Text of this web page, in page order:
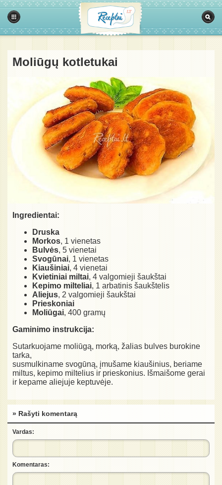
Moliūgų kotletukai
Ingredientai:
Druska
Morkos, 1 vienetas
Bulvės, 5 vienetai
Svogūnai, 1 vienetas
Kiaušiniai, 4 vienetai
Kvietiniai miltai, 4 valgomieji šaukštai
Kepimo milteliai, 1 arbatinis šaukštelis
Aliejus, 2 valgomieji šaukštai
Prieskoniai
Moliūgai, 400 gramų
Gaminimo instrukcija:
Sutarkuojame moliūgą, morką, žalias bulves burokine
tarka,
susmulkiname svogūną, įmušame kiaušinius, beriame
miltus, kepimo miltelius ir prieskonius. Išmaišome gerai
ir kepame aliejuje keptuvėje.
» Rašyti komentarą
Vardas:
Komentaras: